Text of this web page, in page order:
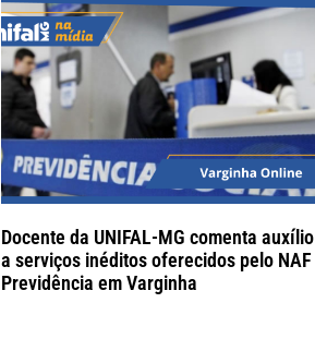
Docente da UNIFAL-MG comenta auxílio
a serviços inéditos oferecidos pelo NAF
Previdência em Varginha